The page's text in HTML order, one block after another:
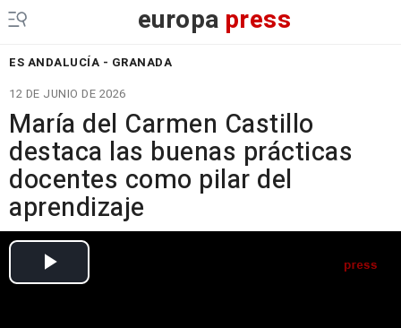
europa press
ES ANDALUCÍA - GRANADA
12 DE JUNIO DE 2026
María del Carmen Castillo
destaca las buenas prácticas
docentes como pilar del
aprendizaje